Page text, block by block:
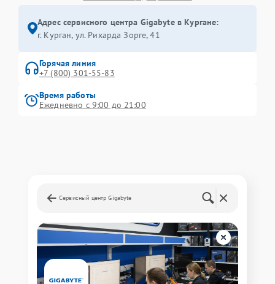
Адрес сервисного центра Gigabyte в Кургане:
г. Курган, ул. Рихарда Зорге, 41
Горячая линия
+7 (800) 301-55-83
Время работы
Ежедневно с 9:00 до 21:00
Сервисный центр Gigabyte